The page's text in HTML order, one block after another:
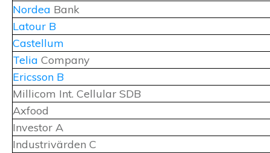
Nordea Bank
Latour B
Castellum
Telia Company
Ericsson B
Millicom Int. Cellular SDB
Axfood
Investor A
Industrivärden C